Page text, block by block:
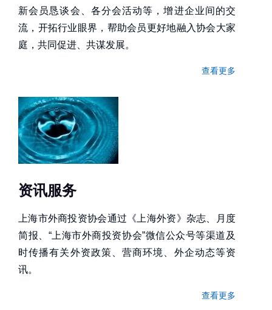
新会员恳谈会、各分会活动等，增进企业间的交
流，开拓行业眼界，帮助会员更好地融入协会大家
庭，共同促进、共谋发展。
查看更多
资讯服务
上海市外商投资协会通过《上海外资》杂志、月度
简报、“上海市外商投资协会”微信公众号等渠道及
时传播有关外资政策、营商环境、外企动态等资
讯。
查看更多